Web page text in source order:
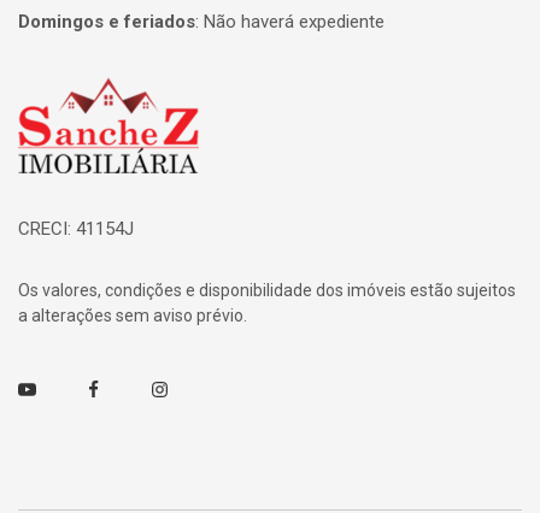
Domingos e feriados: Não haverá expediente
Página inicial
CRECI: 41154J
Os valores, condições e disponibilidade dos imóveis estão sujeitos
a alterações sem aviso prévio.
Youtube FacebookInstagram